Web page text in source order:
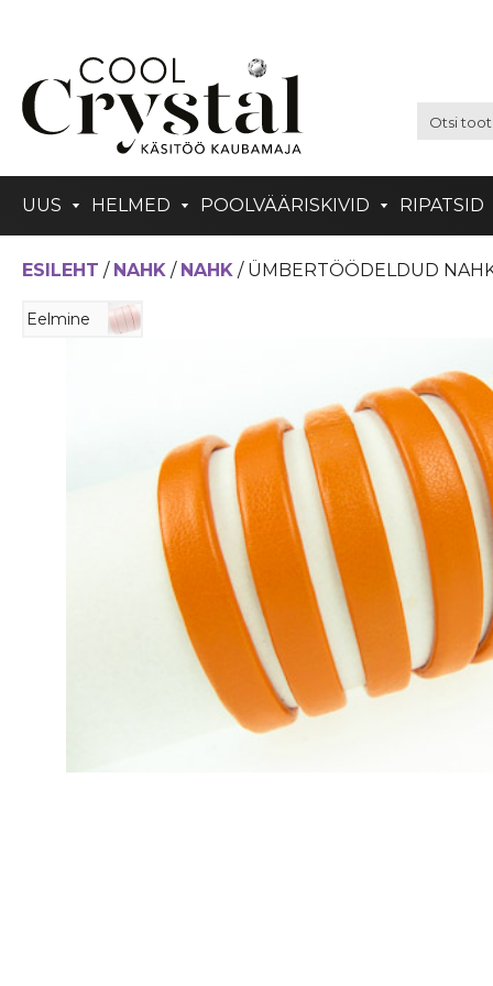
UUS HELMED POOLVÄÄRISKIVID RIPATSID
ESILEHT / NAHK / NAHK / ÜMBERTÖÖDELDUD
Eelmine